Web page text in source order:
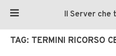
Il Server che
TAG: TERMINI RICORSO